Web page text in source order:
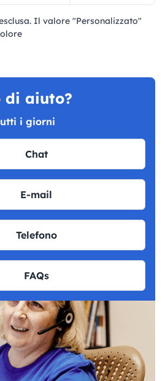
Il valore "Personalizzato"
di aiuto?
i giorni
Chat
E-mail
Telefono
FAQs